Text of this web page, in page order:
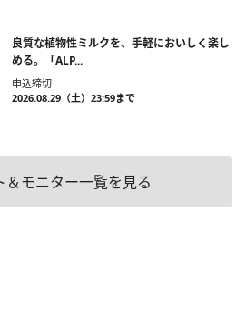
良質な植物性ミルクを、手軽においしく楽し
める。「ALP...
申込締切
2026.08.29（土）23:59まで
＆モニター一覧を見る